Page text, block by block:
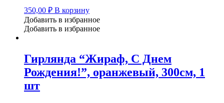
350,00 ₽ В корзину
Добавить в избранное
Добавить в избранное
Гирлянда “Жираф, С Днем
Рождения!”, оранжевый, 300см, 1
шт